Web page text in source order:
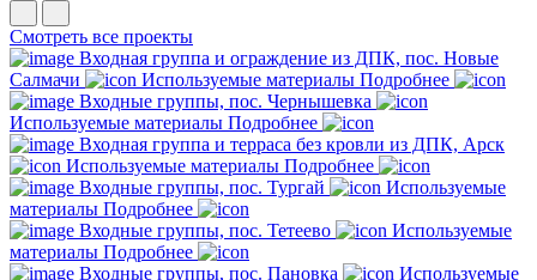
Смотреть все проекты
Входная группа и ограждение из ДПК, пос. Новые
Салмачи
Используемые материалы Подробнее
Входные группы, пос. Чернышевка
Используемые материалы Подробнее
Входная группа и терраса без кровли из ДПК, Арск
Используемые материалы Подробнее
Входные группы, пос. Тургай
Используемые
материалы Подробнее
Входные группы, пос. Тетеево
Используемые
материалы Подробнее
Входные группы, пос. Пановка
Используемые